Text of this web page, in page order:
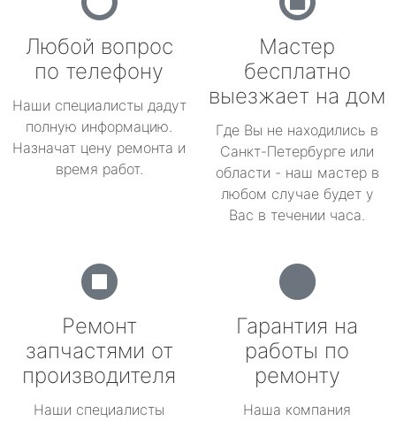
Любой вопрос
по телефону
Наши специалисты дадут
полную информацию.
Назначат цену ремонта и
время работ.
Мастер
бесплатно
выезжает на дом
Где Вы не находились в
Санкт-Петербурге или
области - наш мастер в
любом случае будет у
Вас в течении часа.
Ремонт
запчастями от
производителя
Наши специалисты
Гарантия на
работы по
ремонту
Наша компания